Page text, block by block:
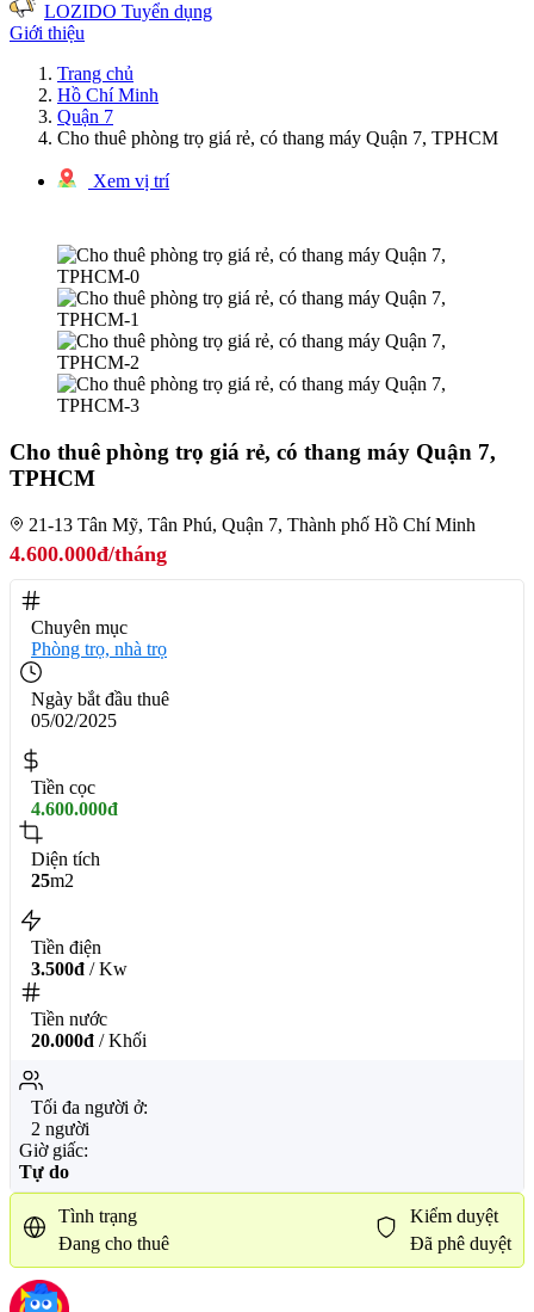
LOZIDO Tuyển dụng
Giới thiệu
Trang chủ
Hồ Chí Minh
Quận 7
Cho thuê phòng trọ giá rẻ, có thang máy Quận 7, TPHCM
Xem vị trí
Cho thuê phòng trọ giá rẻ, có thang máy Quận 7,
TPHCM
21-13 Tân Mỹ, Tân Phú, Quận 7, Thành phố Hồ Chí Minh
4.600.000đ/tháng
Chuyên mục
Phòng trọ, nhà trọ
Ngày bắt đầu thuê
05/02/2025
Tiền cọc
4.600.000đ
Diện tích
25m2
Tiền điện
3.500đ / Kw
Tiền nước
20.000đ / Khối
Tối đa người ở:
2 người
Giờ giấc:
Tự do
Tình trạng
Đang cho thuê
Kiểm duyệt
Đã phê duyệt